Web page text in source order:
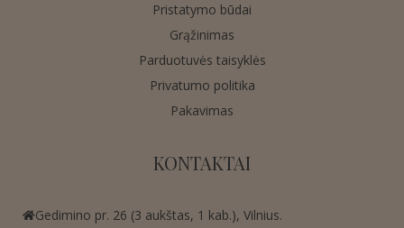
Pristatymo būdai
Grąžinimas
Parduotuvės taisyklės
Privatumo politika
Pakavimas
KONTAKTAI
Gedimino pr. 26 (3 aukštas, 1 kab.), Vilnius.